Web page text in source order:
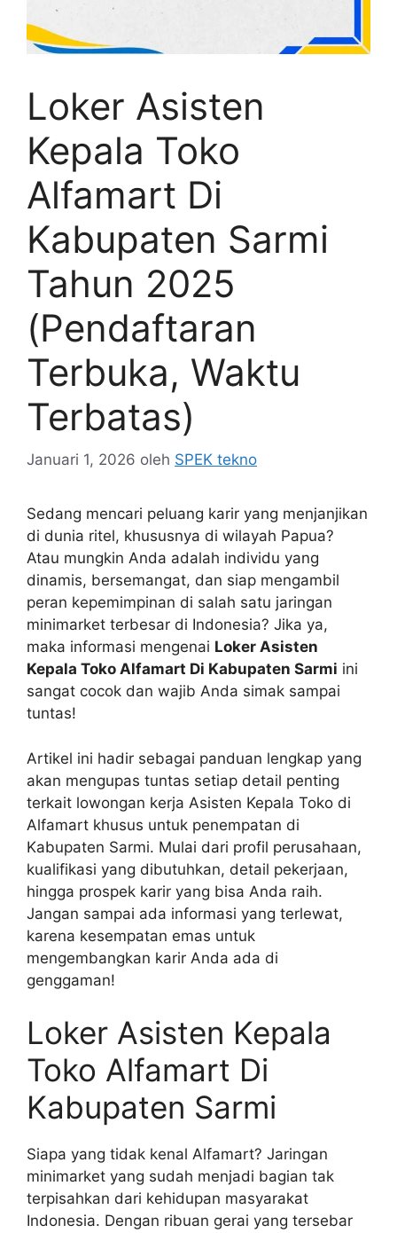
Loker Asisten
Kepala Toko
Alfamart Di
Kabupaten Sarmi
Tahun 2025
(Pendaftaran
Terbuka, Waktu
Terbatas)
Januari 1, 2026 oleh SPEK tekno
Sedang mencari peluang karir yang menjanjikan
di dunia ritel, khususnya di wilayah Papua?
Atau mungkin Anda adalah individu yang
dinamis, bersemangat, dan siap mengambil
peran kepemimpinan di salah satu jaringan
minimarket terbesar di Indonesia? Jika ya,
maka informasi mengenai Loker Asisten
Kepala Toko Alfamart Di Kabupaten Sarmi ini
sangat cocok dan wajib Anda simak sampai
tuntas!
Artikel ini hadir sebagai panduan lengkap yang
akan mengupas tuntas setiap detail penting
terkait lowongan kerja Asisten Kepala Toko di
Alfamart khusus untuk penempatan di
Kabupaten Sarmi. Mulai dari profil perusahaan,
kualifikasi yang dibutuhkan, detail pekerjaan,
hingga prospek karir yang bisa Anda raih.
Jangan sampai ada informasi yang terlewat,
karena kesempatan emas untuk
mengembangkan karir Anda ada di
genggaman!
Loker Asisten Kepala
Toko Alfamart Di
Kabupaten Sarmi
Siapa yang tidak kenal Alfamart? Jaringan
minimarket yang sudah menjadi bagian tak
terpisahkan dari kehidupan masyarakat
Indonesia. Dengan ribuan gerai yang tersebar